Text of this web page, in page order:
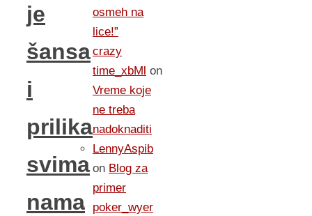
je
šansa
i
prilika
svima
nama
osmeh na
lice!”
crazy
time_xbMl on
Vreme koje
ne treba
nadoknaditi
LennyAspib
on Blog za
primer
poker_wyer